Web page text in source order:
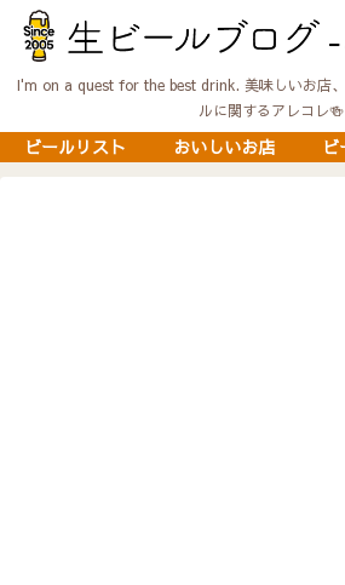
I'm on a quest for the best drink. 美味しいお店
ルに関するアレコレ🍻
ビールリスト おいしいお店